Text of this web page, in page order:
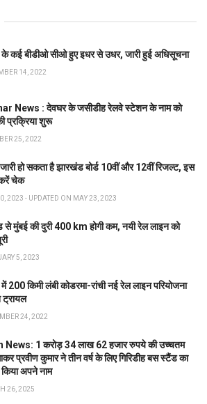
कई बीडीओ सीओ हुए इधर से उधर, जारी हुई अधिसूचना
14, 2022
News : देवघर के जसीडीह रेलवे स्टेशन के नाम को
प्रक्रिया शुरू
25, 2022
हो सकता है झारखंड बोर्ड 10वीं और 12वीं रिजल्ट, इस
चेक
2023 - UPDATED ON MAY 23, 2023
से मुंबई की दुरी 400 km होगी कम, नयी रेल लाइन को
5, 2023
200 किमी लंबी कोडरमा-रांची नई रेल लाइन परियोजना
24, 2022
1 करोड़ 34 लाख 62 हजार रुपये की उच्चतम
प्रवीण कुमार ने तीन वर्ष के लिए गिरिडीह बस स्टैंड का
अपने नाम
26, 2025